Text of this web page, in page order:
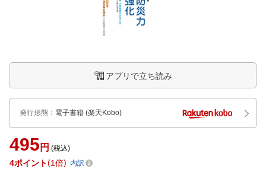
アプリで立ち読み
発行形態 ： 電子書籍 (楽天Kobo)
495 円 (税込)
4ポイント 1倍 内訳